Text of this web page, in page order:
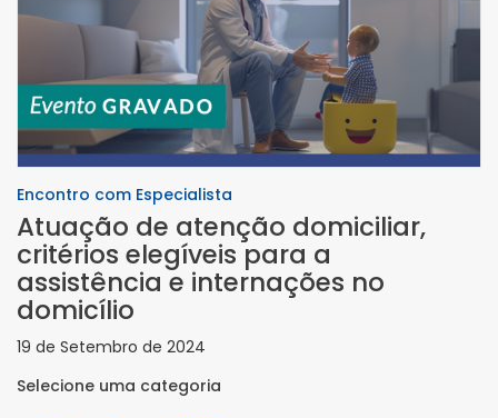
Encontro com Especialista
Atuação de atenção domiciliar,
critérios elegíveis para a
assistência e internações no
domicílio
19 de Setembro de 2024
Selecione uma categoria